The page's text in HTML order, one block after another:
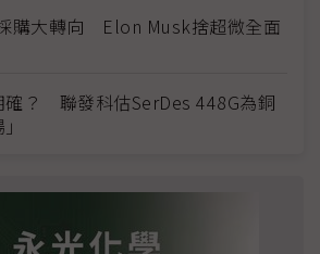
購大轉向 Elon Musk捨超微全面
確？ 聯發科估SerDes 448G為銅